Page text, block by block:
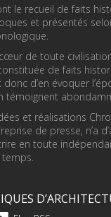
le recueil de faits
et présentés
de toute
de faits
d’en évoquer
témoignent
et réalisations
de presse, n’a
en toute